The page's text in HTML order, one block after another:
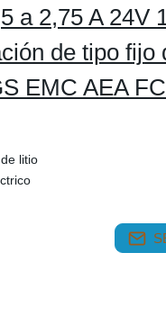
a 2,75 A 24V
de tipo
EMC AEA
litio